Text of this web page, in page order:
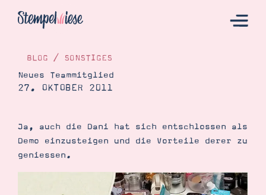
Katalog
Bestellen
Kontakt
BLOG / SONSTIGES
Neues Teammitglied
27. OKTOBER 2011
Ja, auch die Dani hat sich entschlossen als
Demo einzusteigen und die Vorteile derer zu
geniessen.